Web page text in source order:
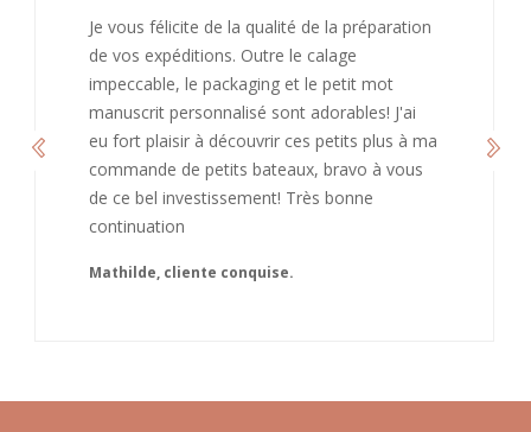
de la préparation
le petit mot
adorables! J'ai
petits plus à ma
bravo à vous
J’ai adoré ouvrir ce paquet
bienveillant et fait plaisir. Je
de recommandé chez vous.
continuation et merci à vous.
Caroline